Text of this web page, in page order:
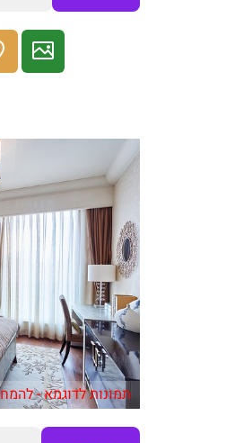
תמונות לדוגמא -